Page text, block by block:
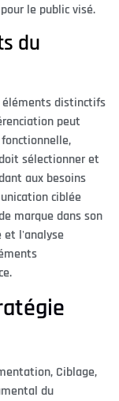
le public visé.
du
distinctifs
peut
sélectionner et
aux besoins
ciblée
marque dans son
et l'analyse
Ciblage,
du